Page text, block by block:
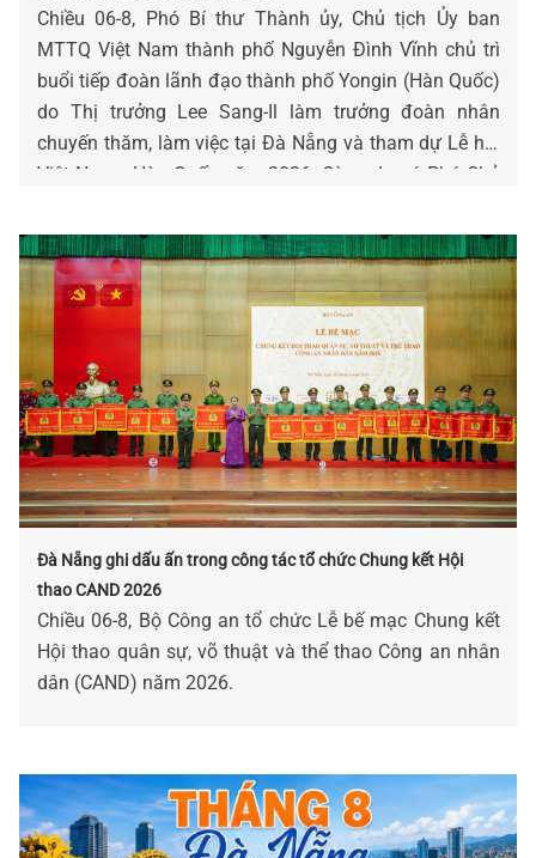
Chiều 06-8, Phó Bí thư Thành ủy, Chủ tịch Ủy ban
MTTQ Việt Nam thành phố Nguyễn Đình Vĩnh chủ trì
buổi tiếp đoàn lãnh đạo thành phố Yongin (Hàn Quốc)
do Thị trưởng Lee Sang-Il làm trưởng đoàn nhân
chuyến thăm, làm việc tại Đà Nẵng và tham dự Lễ hội
Việt Nam - Hàn Quốc năm 2026. Cùng dự có Phó Chủ
Nguyễn Thị Thu Lan.
Đà Nẵng ghi dấu ấn trong công tác tổ chức Chung kết Hội
thao CAND 2026
Chiều 06-8, Bộ Công an tổ chức Lễ bế mạc Chung kết
Hội thao quân sự, võ thuật và thể thao Công an nhân
dân (CAND) năm 2026.